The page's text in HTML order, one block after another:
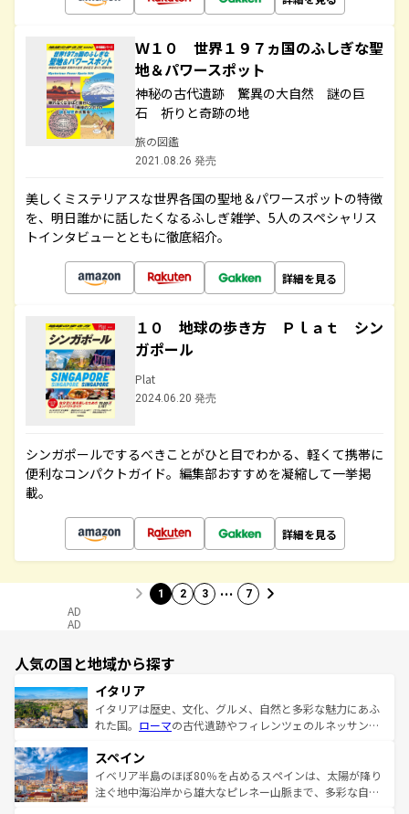
Ｗ１０ 世界１９７ヵ国のふしぎな聖
地＆パワースポット
神秘の古代遺跡 驚異の大自然 謎の巨
石 祈りと奇跡の地
旅の図鑑
2021.08.26 発売
美しくミステリアスな世界各国の聖地＆パワースポットの特徴
を、明日誰かに話したくなるふしぎ雑学、5人のスペシャリス
トインタビューとともに徹底紹介。
詳細を見る
１０ 地球の歩き方 Ｐｌａｔ シン
ガポール
Plat
2024.06.20 発売
シンガポールでするべきことがひと目でわかる、軽くて携帯に
便利なコンパクトガイド。編集部おすすめを凝縮して一挙掲
載。
詳細を見る
1 2 3 … 7
AD
AD
人気の国と地域から探す
イタリア
イタリアは歴史、文化、グルメ、自然と多彩な魅力にあふ
れた国。 ローマの古代遺跡やフィレンツェのルネッサンス
ろん、トスカーナの美しい田園風景やアマルフィ海岸の絶
景など、自然景観も見逃せない。観光の合間には、本場の
ピザやパスタなど、絶品のイタリア料理を堪能することも
スペイン
イベリア半島のほぼ80％を占めるスペインは、太陽が降り
注ぐ地中海沿岸から雄大なピレネー山脈まで、多彩な自然